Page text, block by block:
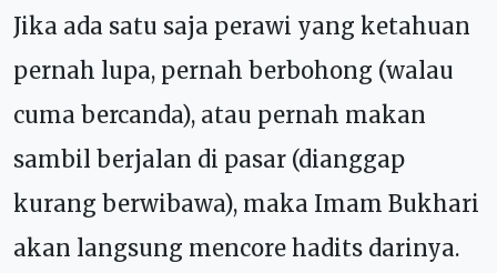
Jika ada satu saja perawi yang ketahuan
pernah lupa, pernah berbohong (walau
cuma bercanda), atau pernah makan
sambil berjalan di pasar (dianggap
kurang berwibawa), maka Imam Bukhari
akan langsung mencore hadits darinya.